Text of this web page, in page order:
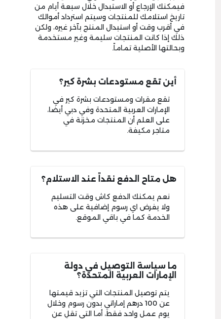
فيمكنك الإرجاع أو الاستبدال خلال سبعة أيام من
تاريخ استلامك للمنتجات وسيتم استرداد أموالك
في أقرب وقت أو استبدال المنتج بآخر غيره، ولكن
ذلك إذا كانت المنتجات سليمة وغير مستخدمة
وبحالتها الأصلية تماماً.
أين تقع مستودعات بشرة كير؟
تقع مقرات ومستودعات بشرة كير في
الإمارات العربية المتحدة وفي دبي أيضا،
على العلم أن المنتجات مخزنة في
متاجر مكيفة.
هل متاح الدفع نقداً عند الاستلام؟
نعم يمكنك الدفع كاش وقت التسليم
ولا يفرض اي رسوم إضافية على هذه
الخدمة كما في باقي الموقع.
ما سياسة التوصيل في دولة
الإمارات العربية المتحدة؟
يتم توصيل المنتجات التي تزيد قيمتها
عن 100 درهم إماراتي بدون رسوم وخلال
يوم عمل واحد فقط، أما التي تقل عن